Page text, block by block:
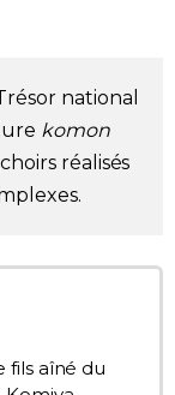
national
komon
réalisés
fils aîné du